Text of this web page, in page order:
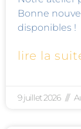
Bonne
disponibles !
lire la
9 juillet 2026